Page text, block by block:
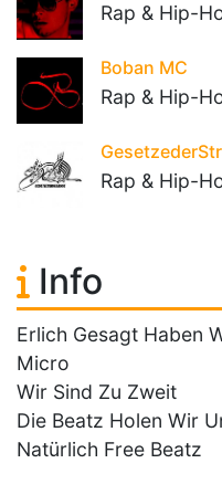
Rap & Hip-
Boban MC
Rap & Hip-
Rap & Hip-
Info
Erlich Gesagt Haben
Micro
Wir Sind Zu Zweit
Die Beatz Holen Wir
Natürlich Free Beatz